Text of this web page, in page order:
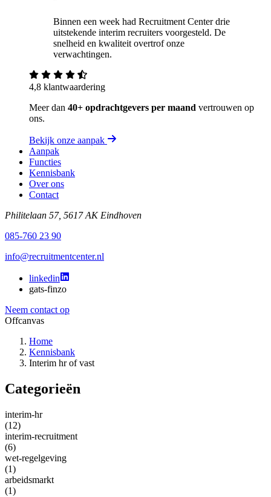
Binnen een week had Recruitment Center drie
uitstekende interim recruiters voorgesteld. De
snelheid en kwaliteit overtrof onze
verwachtingen.
4,8 klantwaardering
Meer dan 40+ opdrachtgevers per maand vertrouwen op
ons.
Bekijk onze aanpak
Aanpak
Functies
Kennisbank
Over ons
Contact
Philitelaan 57, 5617 AK Eindhoven
085-760 23 90
info@recruitmentcenter.nl
linkedin
gats-finzo
Neem contact op
Offcanvas
Home
Kennisbank
Interim hr of vast
Categorieën
interim-hr
(12)
interim-recruitment
(6)
wet-regelgeving
(1)
arbeidsmarkt
(1)